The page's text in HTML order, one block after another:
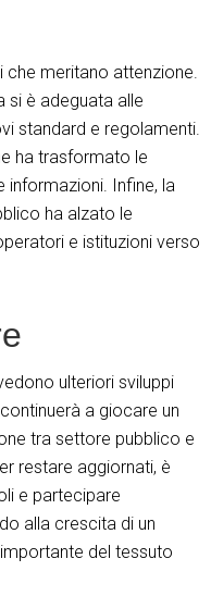
che meritano attenzione.
si è adeguata alle
standard e regolamenti.
ha trasformato le
informazioni. Infine, la
ha alzato le
e istituzioni verso
ulteriori sviluppi
a giocare un
tra settore pubblico e
restare aggiornati, è
e partecipare
alla crescita di un
del tessuto